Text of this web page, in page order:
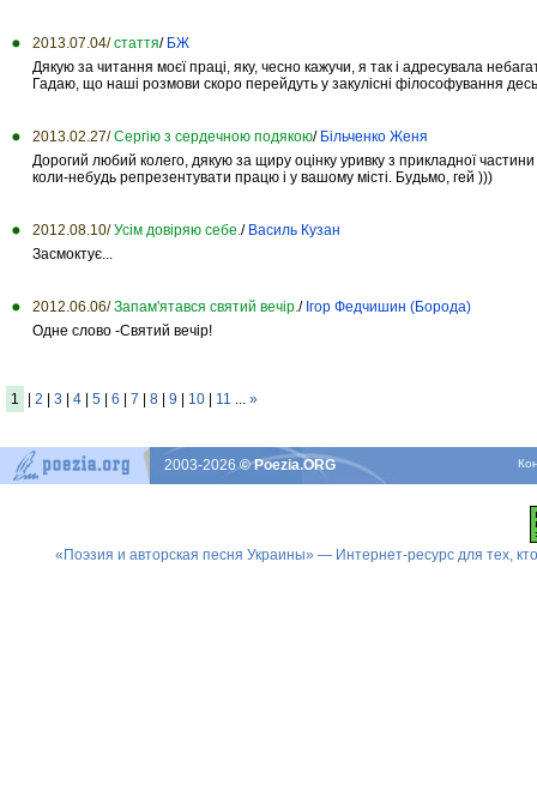
2013.07.04/ стаття/ БЖ
Дякую за читання моєї праці, яку, чесно кажучи, я так і адресувала
Гадаю, що наші розмови скоро перейдуть у закулісні філософування
2013.02.27/ Сергію з сердечною подякою/ Більченко Женя
Дорогий любий колего, дякую за щиру оцінку уривку з прикладної
коли-небудь репрезентувати працю і у вашому місті. Будьмо, гей )))
2012.08.10/ Усім довіряю себе./ Василь Кузан
Засмоктує...
2012.06.06/ Запам'ятався святий вечір./ Ігор Федчишин (Борода)
Одне слово -Святий вечір!
1 2 3 4 5 6 7 8 9 10 11 ... »
2003-2026© Poezia.ORG
«Поэзия и авторская песня Украины» — Интернет-ресурс для тех,